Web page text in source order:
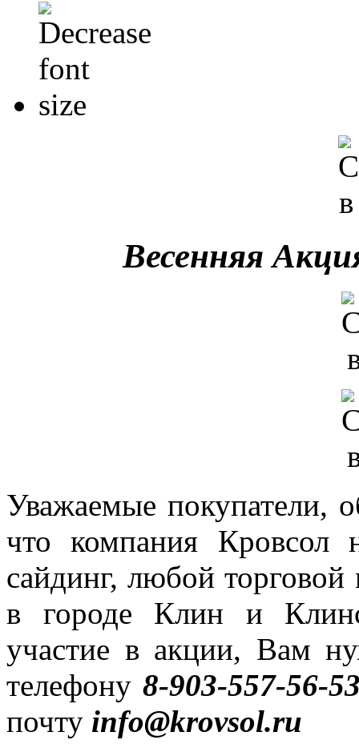
Весенняя
Уважаемые покупатели,
что компания Кровсол
сайдинг, любой
в городе Клин и
участие в акции, Вам
телефону8-903-557-56-
почту info@krovsol.ru